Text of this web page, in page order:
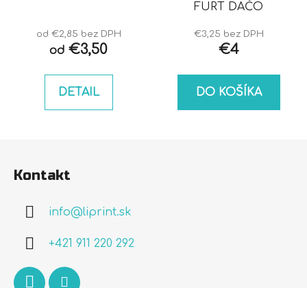
od €2,85 bez DPH
od €3,50
DETAIL
FURT DAČO
€3,25 bez DPH
€4
DO KOŠÍKA
Kontakt
info@liprint.sk
+421 911 220 292